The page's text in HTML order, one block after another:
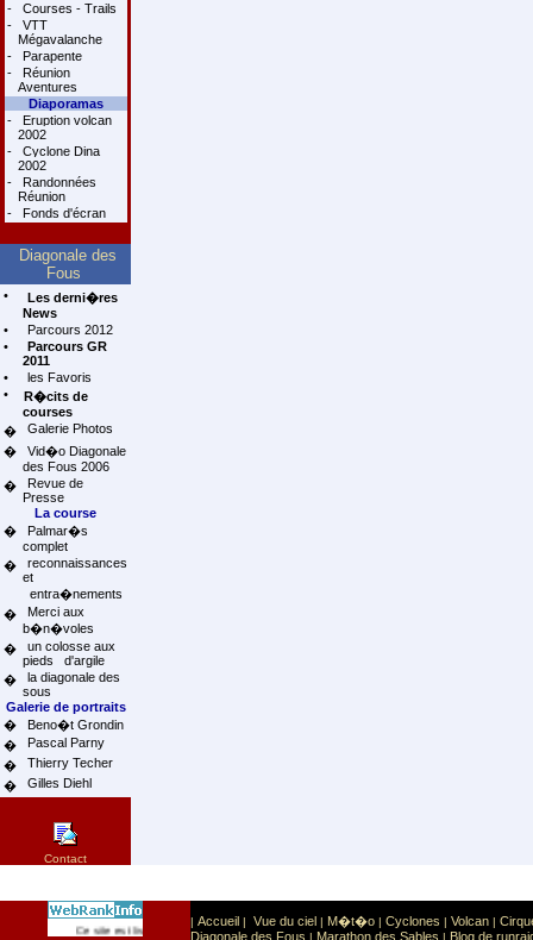
-
Courses - Trails
-
VTT
Mégavalanche
-
Parapente
-
Réunion
Aventures
Diaporamas
-
Eruption volcan
2002
-
Cyclone Dina
2002
-
Randonnées
Réunion
-
Fonds d'écran
Diagonale des
Fous
•
Les derni�res
News
•
Parcours 2012
•
Parcours GR
2011
•
les Favoris
•
R�cits de
courses
�
Galerie Photos
�
Vid�o Diagonale
des Fous 2006
�
Revue de
Presse
La course
�
Palmar�s
complet
�
reconnaissances
et
entra�nements
�
Merci aux
b�n�voles
�
un colosse aux
pieds d'argile
�
la diagonale des
sous
Galerie de portraits
�
Beno�t Grondin
�
Pascal Parny
�
Thierry Techer
�
Gilles Diehl
Contact
Ce site est list� dans la cat�gorie Sport: Sports extr�mes
| Accueil | Vue du ciel | M�t�o | Cyclones | Volcan |
Diagonale des Fous | Marathon des Sables | Blog de